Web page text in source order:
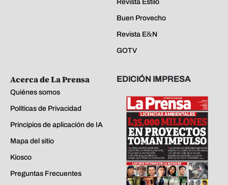
Revista Estilo
Buen Provecho
Revista E&N
GOTV
Acerca de La Prensa
Quiénes somos
Políticas de Privacidad
Principios de aplicación de IA
Mapa del sitio
Kiosco
Preguntas Frecuentes
EDICIÓN IMPRESA